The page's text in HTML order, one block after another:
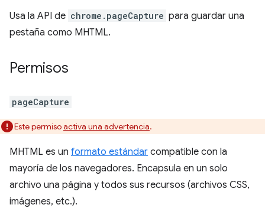
Usa la API de chrome.pageCapture para guardar una
pestaña como MHTML.
Permisos
pageCapture
Este permisoactiva una advertencia.
MHTML es un formato estándar compatible con la
mayoría de los navegadores. Encapsula en un solo
archivo una página y todos sus recursos (archivos CSS,
imágenes, etc.).